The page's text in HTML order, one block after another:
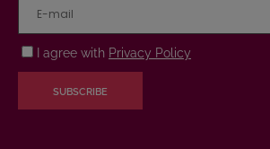
I agree with Privacy Policy
SUBSCRIBE